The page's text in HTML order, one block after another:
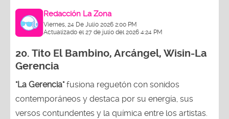
Redacción La Zona
Viernes, 24 De Julio 2026 2:00 PM
Actualizado el 27 de julio del 2026 4:24 PM
20. Tito El Bambino, Arcángel, Wisin-La
Gerencia
"La Gerencia"fusiona reguetón con sonidos
contemporáneos y destaca por su energía, sus
versos contundentes y la química entre los artistas.